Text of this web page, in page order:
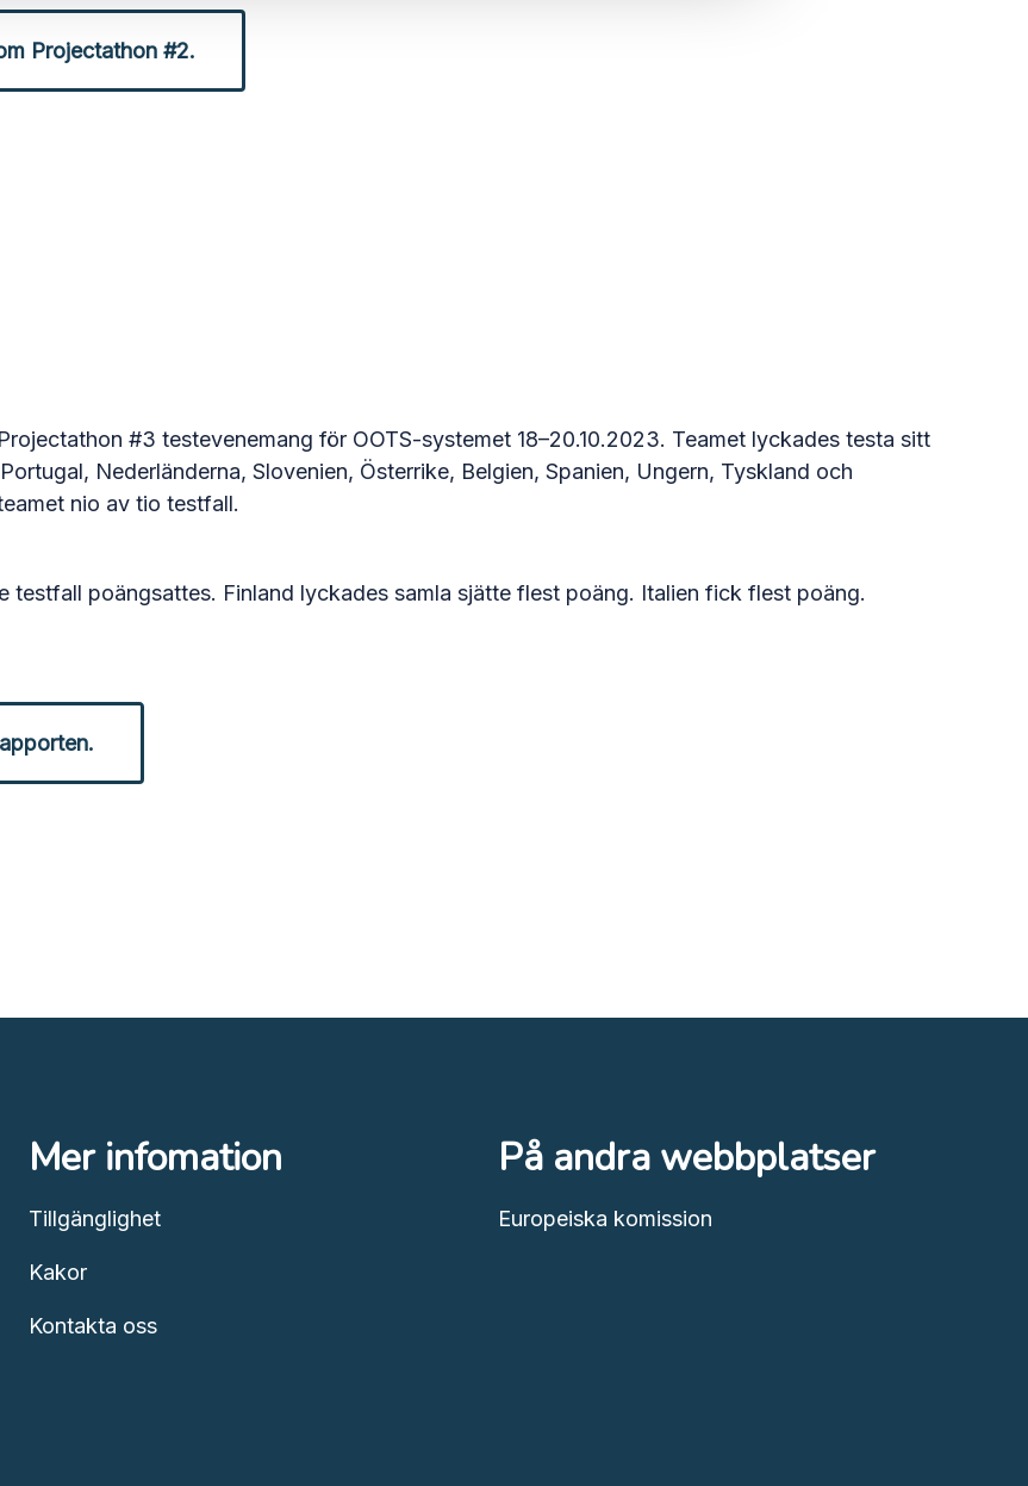
Projectathon #2.
#3 testevenemang för OOTS-systemet 18–20.10.2023. Teamet lyckades testa sitt
Nederländerna, Slovenien, Österrike, Belgien, Spanien, Ungern, Tyskland och
nio av tio testfall.
testfall poängsattes. Finland lyckades samla sjätte flest poäng. Italien fick flest poäng.
Mer infomation
Tillgänglighet
Kakor
Kontakta oss
På andra webbplatser
Europeiska komission